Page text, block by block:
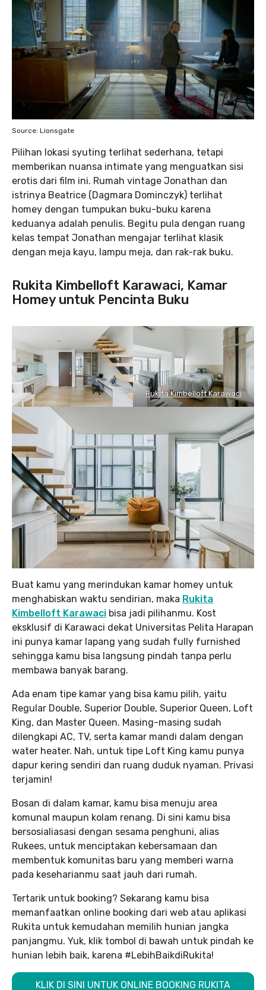
Source: Lionsgate
Pilihan lokasi syuting terlihat sederhana, tetapi
memberikan nuansa intimate yang menguatkan sisi
erotis dari film ini. Rumah vintage Jonathan dan
istrinya Beatrice (Dagmara Dominczyk) terlihat
homey dengan tumpukan buku-buku karena
keduanya adalah penulis. Begitu pula dengan ruang
kelas tempat Jonathan mengajar terlihat klasik
dengan meja kayu, lampu meja, dan rak-rak buku.
Rukita Kimbelloft Karawaci, Kamar
Homey untuk Pencinta Buku
Rukita Kimbelloft Karawaci
Buat kamu yang merindukan kamar homey untuk
menghabiskan waktu sendirian, maka Rukita
Kimbelloft Karawaci bisa jadi pilihanmu. Kost
eksklusif di Karawaci dekat Universitas Pelita Harapan
ini punya kamar lapang yang sudah fully furnished
sehingga kamu bisa langsung pindah tanpa perlu
membawa banyak barang.
Ada enam tipe kamar yang bisa kamu pilih, yaitu
Regular Double, Superior Double, Superior Queen, Loft
King, dan Master Queen. Masing-masing sudah
dilengkapi AC, TV, serta kamar mandi dalam dengan
water heater. Nah, untuk tipe Loft King kamu punya
dapur kering sendiri dan ruang duduk nyaman. Privasi
terjamin!
Bosan di dalam kamar, kamu bisa menuju area
komunal maupun kolam renang. Di sini kamu bisa
bersosialiasasi dengan sesama penghuni, alias
Rukees, untuk menciptakan kebersamaan dan
membentuk komunitas baru yang memberi warna
pada keseharianmu saat jauh dari rumah.
Tertarik untuk booking? Sekarang kamu bisa
memanfaatkan online booking dari web atau aplikasi
Rukita untuk kemudahan memilih hunian jangka
panjangmu. Yuk, klik tombol di bawah untuk pindah ke
hunian lebih baik, karena #LebihBaikdiRukita!
KLIK DI SINI UNTUK ONLINE BOOKING RUKITA